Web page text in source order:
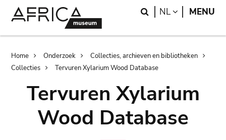
Search
NL LANGUAGE
MENU
Breadcrumb
Home Onderzoek
Collecties, archieven en bibliotheken
Collecties
Tervuren Xylarium Wood Database
Tervuren Xylarium
Wood Database